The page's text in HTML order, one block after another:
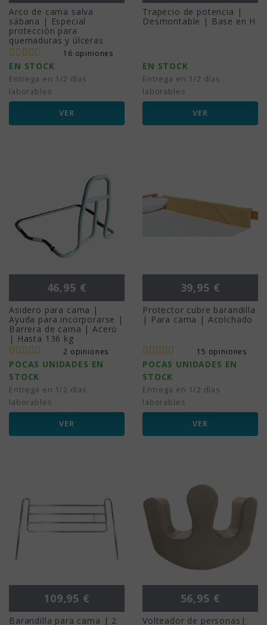
Arco de cama salva
sábana | Especial
protección para
quemaduras y úlceras
16 opiniones
EN STOCK
Entrega en 1/2 días
laborables
VER
Trapecio de potencia |
Desmontable | Base en H
EN STOCK
Entrega en 1/2 días
laborables
VER
Precio
46,95 €
Asidero para cama |
Ayuda para incorporarse |
Barrera de cama | Acero
| Hasta 136 kg
2 opiniones
POCAS UNIDADES EN
STOCK
Entrega en 1/2 días
laborables
VER
Precio
39,95 €
Protector cubre barandilla
| Para cama | Acolchado
15 opiniones
POCAS UNIDADES EN
STOCK
Entrega en 1/2 días
laborables
VER
Precio
109,95 €
Barandilla para cama | 2
Precio
56,95 €
Volteador de personas|